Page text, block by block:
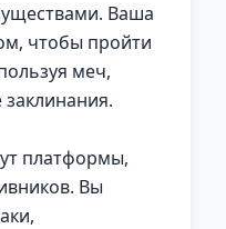
Ваша
чтобы пройти
меч,
платформы,
Вы